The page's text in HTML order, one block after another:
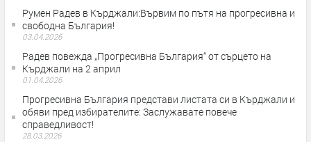
Румен Радев в Кърджали:Вървим по пътя на прогресивна и
свободна България!
03.04.2026
Радев повежда „Прогресивна България“ от сърцето на
Кърджали на 2 април
01.04.2026
Прогресивна България представи листата си в Кърджали и
обяви пред избирателите: Заслужавате повече
справедливост!
28.03.2026